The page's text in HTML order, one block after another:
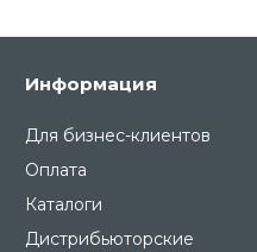
Информация
Для бизнес-клиентов
Оплата
Каталоги
Дистрибьюторские